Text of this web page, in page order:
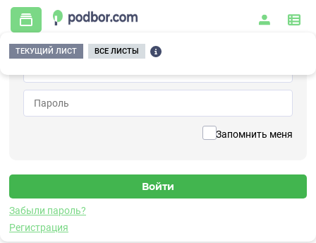
Запомнить меня
Забыли пароль?
Регистрация
ТЕКУЩИЙ ЛИСТ ВСЕ ЛИСТЫ
Главная / Контрольно-измерительные приборы и автоматика / Манометры
Общетехнические / ДМ2005-Ех
Характеристики